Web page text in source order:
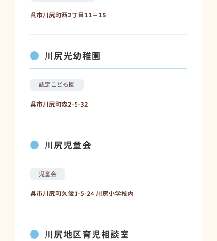
呉市川尻町西2丁目11－15
川尻光幼稚園
認定こども園
呉市川尻町森2-5-32
川尻児童会
児童会
呉市川尻町久俊1-5-24 川尻小学校内
川尻地区育児相談室